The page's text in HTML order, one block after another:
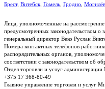
Брест, Витебск Гомель Гродно Могилёв
Лица, уполномоченные на
предусмотренных законодательством о
генеральный директор Веко Руслан
Номера контактных телефонов
распорядительных органов,
соответствии с законодательством об
Отдел торговли и услуг
+375 17 368-80-49
Главное управление торговли и услуг